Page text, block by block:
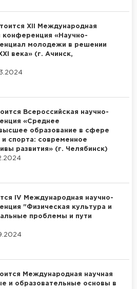
XII Международная
конференция «Научно-
молодежи в решении
века» (г. Ачинск,
Всероссийская научно-
«Среднее
образование в сфере
спорта: современное
развития» (г. Челябинск)
IV Международная научно-
"Физическая культура и
проблемы и пути
Международная научная
и образовательные основы в